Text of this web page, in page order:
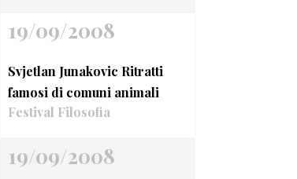
19/09/2008
Svjetlan Junakovic Ritratti
famosi di comuni animali
Festival Filosofia
19/09/2008